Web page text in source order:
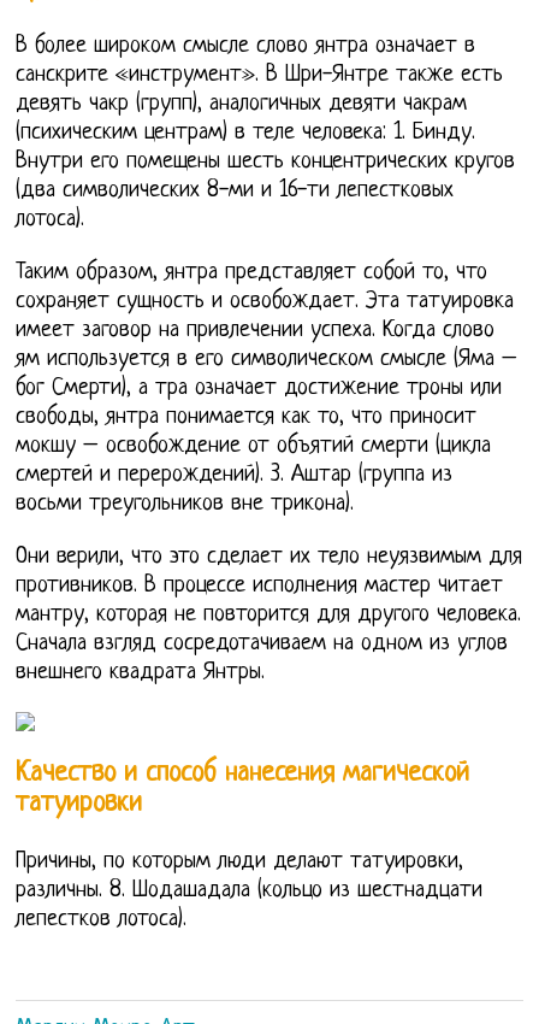
В более широком смысле слово янтра означает в
санскрите «инструмент». В Шри-Янтре также есть
девять чакр (групп), аналогичных девяти чакрам
(психическим центрам) в теле человека: 1. Бинду.
Внутри его помещены шесть концентрических кругов
(два символических 8-ми и 16-ти лепестковых
лотоса).
Таким образом, янтра представляет собой то, что
сохраняет сущность и освобождает. Эта татуировка
имеет заговор на привлечении успеха. Когда слово
ям используется в его символическом смысле (Яма –
бог Смерти), а тра означает достижение троны или
свободы, янтра понимается как то, что приносит
мокшу – освобождение от объятий смерти (цикла
смертей и перерождений). 3. Аштар (группа из
восьми треугольников вне трикона).
Они верили, что это сделает их тело неуязвимым для
противников. В процессе исполнения мастер читает
мантру, которая не повторится для другого человека.
Сначала взгляд сосредотачиваем на одном из углов
внешнего квадрата Янтры.
Качество и способ нанесения магической
татуировки
Причины, по которым люди делают татуировки,
различны. 8. Шодашадала (кольцо из шестнадцати
лепестков лотоса).